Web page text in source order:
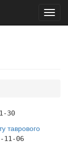
30
таврового
11-06